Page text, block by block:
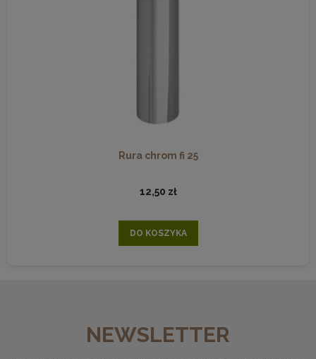
Rura chrom fi 25
12,50 zł
DO KOSZYKA
NEWSLETTER